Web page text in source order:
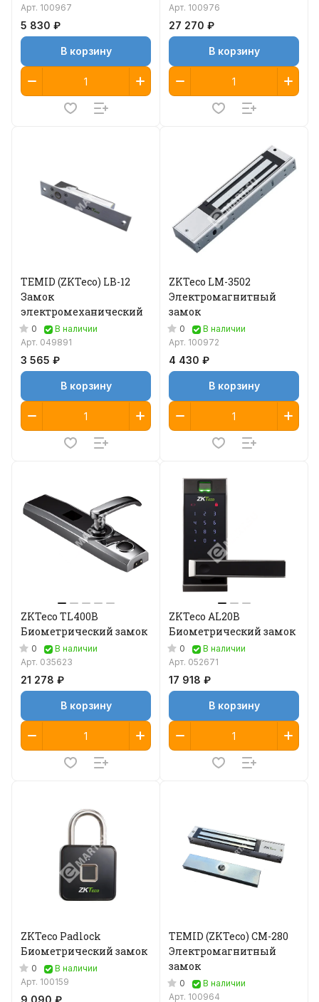
Арт. 100967
5 830 ₽
В корзину
Арт. 100976
27 270 ₽
В корзину
TEMID (ZKTeco) LB-12
Замок
электромеханический
0
В наличии
Арт. 049891
3 565 ₽
В корзину
ZKTeco LM-3502
Электромагнитный
замок
0
В наличии
Арт. 100972
4 430 ₽
В корзину
ZKTeco TL400B
Биометрический замок
0
В наличии
Арт. 035623
21 278 ₽
В корзину
ZKTeco AL20B
Биометрический замок
0
В наличии
Арт. 052671
17 918 ₽
В корзину
ZKTeco Padlock
Биометрический замок
0
В наличии
Арт. 100159
9 090 ₽
TEMID (ZKTeco) CM-280
Электромагнитный
замок
0
В наличии
Арт. 100964